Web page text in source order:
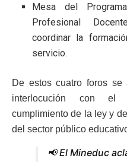
Mesa del
Profesional
coordinar la
servicio.
De estos cuatro foros se
interlocución con el
cumplimiento de la ley y
del sector público
📢 El Mineduc